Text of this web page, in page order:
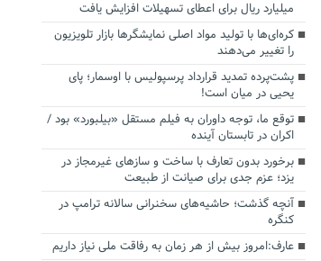
میلیارد ریال برای اعطای تسهیلات افزایش یافت
کره‌ای‌ها با تولید مواد اصلی نمایشگرها بازار تلویزیون
را تغییر می‌دهند
پشت‌پرده تمدید قرارداد پرسپولیس با اوسمار؛ پای
یحیی در میان است!
توقع ما، توجه داوران به فیلم مستقل «بیلبورد» بود /
اکران در تابستان آینده
برخورد بدون تعارف با ساخت‌ و سازهای غیرمجاز در
یزد؛ عزم جدی برای صیانت از طبیعت
آنچه گذشت؛ حاشیه‌های سخنرانی سالانه ترامپ در
کنگره
عارف:امروز بیش از هر زمان به رفاقت ملی نیاز داریم